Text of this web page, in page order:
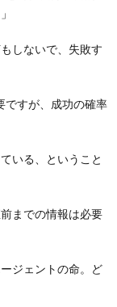
しないで、失敗す
ですが、成功の確率
いる、ということ
までの情報は必要
ジェントの命。ど